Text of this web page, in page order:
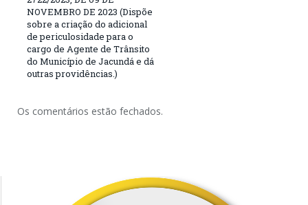
NOVEMBRO DE 2023 (Dispõe
sobre a criação do adicional
de periculosidade para o
cargo de Agente de Trânsito
do Município de Jacundá e dá
outras providências.)
Os comentários estão fechados.